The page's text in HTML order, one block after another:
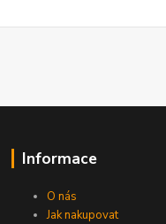
Informace
O nás
Jak nakupovat